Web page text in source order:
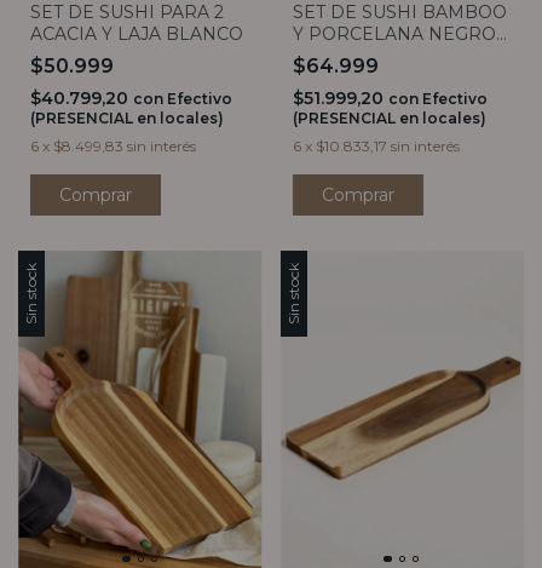
SET DE SUSHI PARA 2
ACACIA Y LAJA BLANCO
$50.999
$40.799,20 con Efectivo
(PRESENCIAL en locales)
6 x $8.499,83 sin interés
SET DE SUSHI BAMBOO
Y PORCELANA NEGRO
PARA 4
$64.999
$51.999,20 con Efectivo
(PRESENCIAL en locales)
6 x $10.833,17 sin interés
Sin stock Sin stock